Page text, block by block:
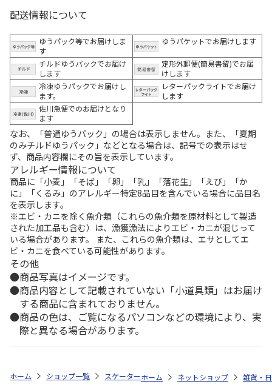
配送情報について
ゆうパック等でお届けしま
す
ゆうパケットでお届けします
チルドゆうパックでお届け
します
定形外郵便(簡易書留)でお届
けします
冷凍ゆうパックでお届けし
ます。
レターパックライトでお届け
します
佐川急便でのお届けとなり
ます
なお、「普通ゆうパック」の場合は表示しません。また、「夏期
のみチルドゆうパック」などとなる場合は、記号での表示はせ
ず、商品内容欄にその旨を表示しています。
アレルギー情報について
商品に「小麦」「そば」「卵」「乳」「落花生」「えび」「か
に」「くるみ」のアレルギー特定8品目を含んでいる場合に品目名
を表示します。
※エビ・カニを除く魚介類（これらの魚介類を原材料として製造
された加工品も含む）は、漁獲漁法によりエビ・カニが混じって
いる場合があります。 また、これらの魚介類は、エサとしてエ
ビ・カニを食べている可能性があります。
その他
商品写真はイメージです。
商品内容として記載されていない「小道具類」はお届け
する商品に含まれておりません。
商品の色は、ご覧になるパソコンなどの環境により、実
際と異なる場合があります。
ホーム ショップ一覧 スケーター ドリンクマーカーボトル 480ml [
ホーム ネットショップ 雑貨・